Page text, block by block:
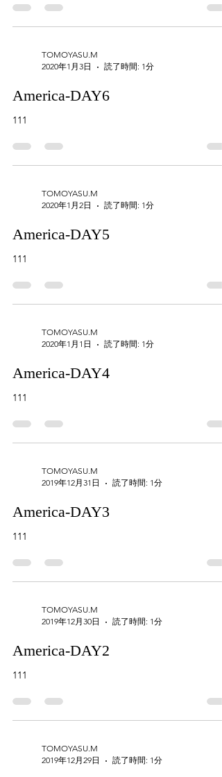
TOMOYASU.M
2020年1月3日
読了時間: 1分
America-DAY6
111
TOMOYASU.M
2020年1月2日
読了時間: 1分
America-DAY5
111
TOMOYASU.M
2020年1月1日
読了時間: 1分
America-DAY4
111
TOMOYASU.M
2019年12月31日
読了時間: 1分
America-DAY3
111
TOMOYASU.M
2019年12月30日
読了時間: 1分
America-DAY2
111
TOMOYASU.M
2019年12月29日
読了時間: 1分